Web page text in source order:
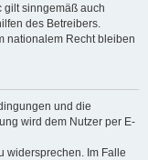
gilt sinngemäß auch
des Betreibers.
nationalem Recht bleiben
und die
wird dem Nutzer per E-
widersprechen. Im Falle